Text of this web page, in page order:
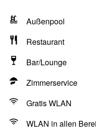
Außenpool
Restaurant
Bar/Lounge
Zimmerservice
Gratis WLAN
WLAN in allen